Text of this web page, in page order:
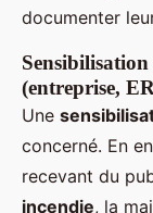
documenter
(entreprise,
Une
concerné. En
recevant du
incendie, la